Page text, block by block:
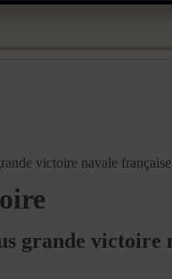
victoire navale
grande victoire